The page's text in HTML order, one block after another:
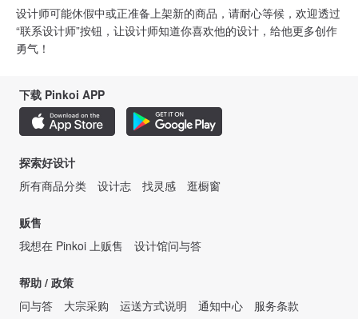
设计师可能休假中或正准备上架新的商品，请耐心等候，欢迎透过
“联系设计师”按钮，让设计师知道你喜欢他的设计，给他更多创作
勇气！
下载 Pinkoi APP
探索好设计
所有商品分类
设计志 找灵感 逛橱窗
贩售
我想在 Pinkoi 上贩售
设计馆问与答
帮助 / 政策
问与答
大宗采购 运送方式说明 通知中心
服务条款